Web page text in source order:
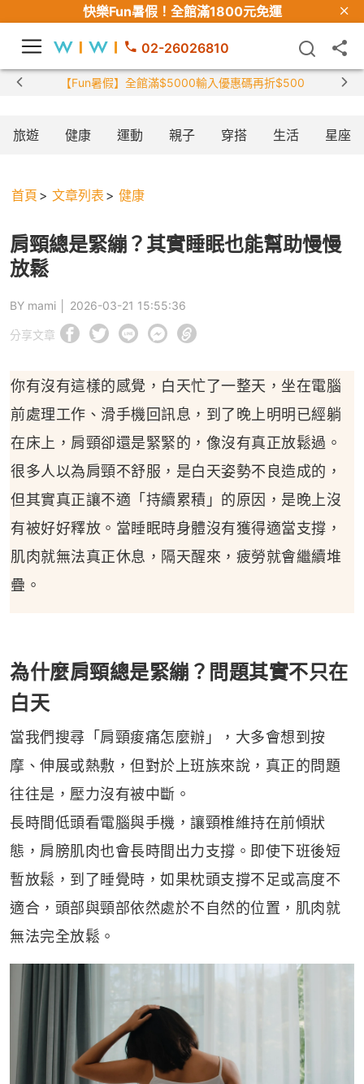
快樂Fun暑假！ 全館滿1800元免運
02-26026810
【限時組合
旅遊 健康 運動 親子 穿搭 生活 星座
首頁 文章列表 健康
肩頸總是緊繃？其實睡眠也能幫助慢慢
放鬆
BY mami │ 2026-03-21 15:55:36
分享文章
你有沒有這樣的感覺，白天忙了一整天，坐在電腦
前處理工作、滑手機回訊息，到了晚上明明已經躺
在床上，肩頸卻還是緊緊的，像沒有真正放鬆過。
很多人以為肩頸不舒服，是白天姿勢不良造成的，
但其實真正讓不適「持續累積」的原因，是晚上沒
有被好好釋放。當睡眠時身體沒有獲得適當支撐，
肌肉就無法真正休息，隔天醒來，疲勞就會繼續堆
疊。
為什麼肩頸總是緊繃？問題其實不只在
白天
當我們搜尋「肩頸痠痛怎麼辦」，大多會想到按
摩、伸展或熱敷，但對於上班族來說，真正的問題
往往是，壓力沒有被中斷。
長時間低頭看電腦與手機，讓頸椎維持在前傾狀
態，肩膀肌肉也會長時間出力支撐。即使下班後短
暫放鬆，到了睡覺時，如果枕頭支撐不足或高度不
適合，頭部與頸部依然處於不自然的位置，肌肉就
無法完全放鬆。